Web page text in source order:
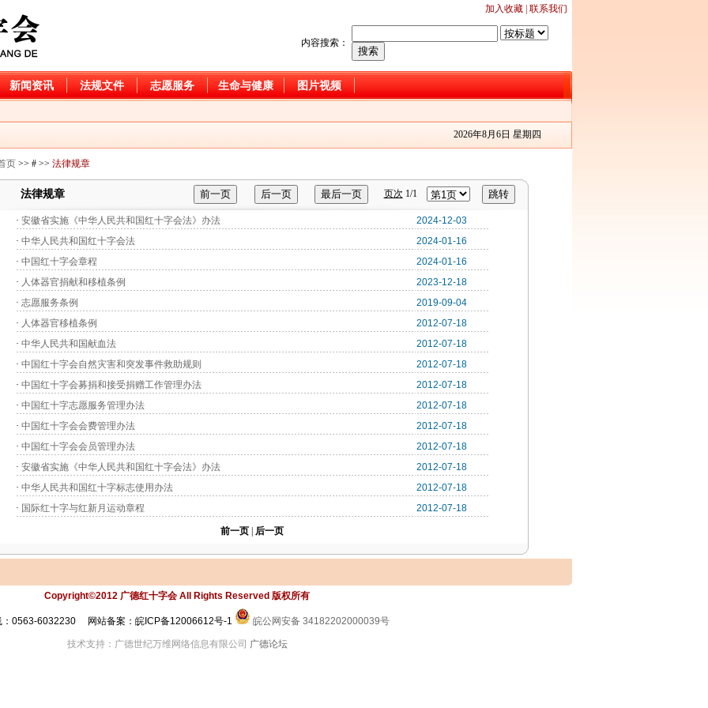
加入收藏 | 联系我们
内容搜索：
新闻资讯 法规文件 志愿服务 生命与健康 图片视频
捐献入库倡议书
04-21
和“天使阳光”基金资06-06
”活动的通知01-22
捐献倡议书04-28
捐献入库倡议书
捐献倡议书04-29
家”活动的通知01-22
捐献倡议书04-28
2026年8月6日 星期四
页 >> # >> 法律规章
法律规章 页次 1/1
· 安徽省实施《中华人民共和国红十字会法》办法
2024-12-03
· 中华人民共和国红十字会法
2024-01-16
· 中国红十字会章程
2024-01-16
· 人体器官捐献和移植条例
2023-12-18
· 志愿服务条例
2019-09-04
· 人体器官移植条例
2012-07-18
· 中华人民共和国献血法
2012-07-18
· 中国红十字会自然灾害和突发事件救助规则
2012-07-18
· 中国红十字会募捐和接受捐赠工作管理办法
2012-07-18
· 中国红十字志愿服务管理办法
2012-07-18
· 中国红十字会会费管理办法
2012-07-18
· 中国红十字会会员管理办法
2012-07-18
· 安徽省实施《中华人民共和国红十字会法》办法
2012-07-18
· 中华人民共和国红十字标志使用办法
2012-07-18
· 国际红十字与红新月运动章程 2012-07-18
前一页 后一页
Copyright©2012 广德红十字会 All Rights Reserved 版权所有
：0563-6032230 网站备案：皖ICP备12006612号-1 皖公网安备 34182202000039号
技术支持：广德世纪万维网络信息有限公司 广德论坛